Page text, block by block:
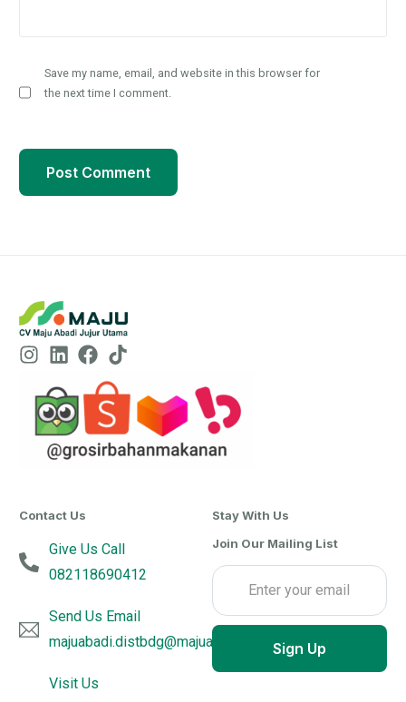
Save my name, email, and website in this browser for
the next time I comment.
Contact Us
Give Us Call
082118690412
Send Us Email
majuabadi.distbdg@majuabadijujurutama.com
Visit Us
Stay With Us
Join Our Mailing List
Sign Up